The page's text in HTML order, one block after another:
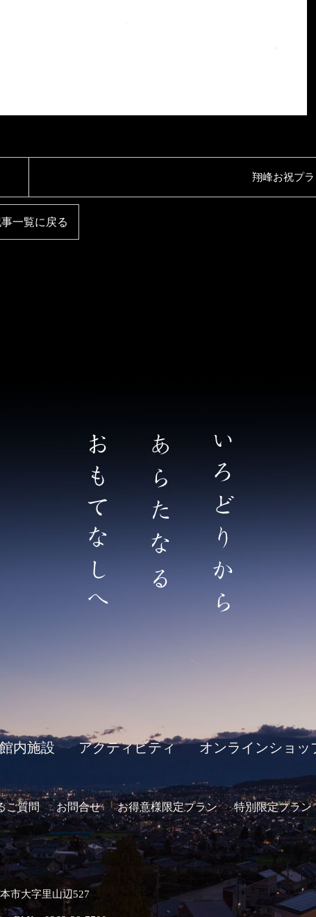
翔峰お祝プラ
一覧に戻る
内施設 アクティビティ オンラインショッ
ご質問 お問合せ お得意様限定プラン 特別限定プラン
市大字里山辺527